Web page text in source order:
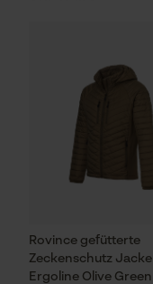
Rovince gefütterte
Zeckenschutz Jacke
Ergoline Olive Green